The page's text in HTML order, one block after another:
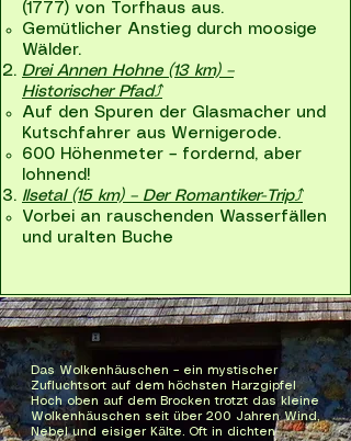
(1777) von Torfhaus aus.
Gemütlicher Anstieg durch moosige
Wälder.
Drei Annen Hohne (13 km) –
Historischer Pfad⤴
Auf den Spuren der Glasmacher und
Kutschfahrer aus Wernigerode.
600 Höhenmeter – fordernd, aber
lohnend!
Ilsetal (15 km) – Der Romantiker-Trip⤴
Vorbei an rauschenden Wasserfällen
und uralten Buche
Das Wolkenhäuschen – ein mystischer
Zufluchtsort auf dem höchsten Harzgipfel
Hoch oben auf dem Brocken trotzt das kleine
Wolkenhäuschen seit über 200 Jahren Wind,
Nebel und eisiger Kälte. Oft in dichten